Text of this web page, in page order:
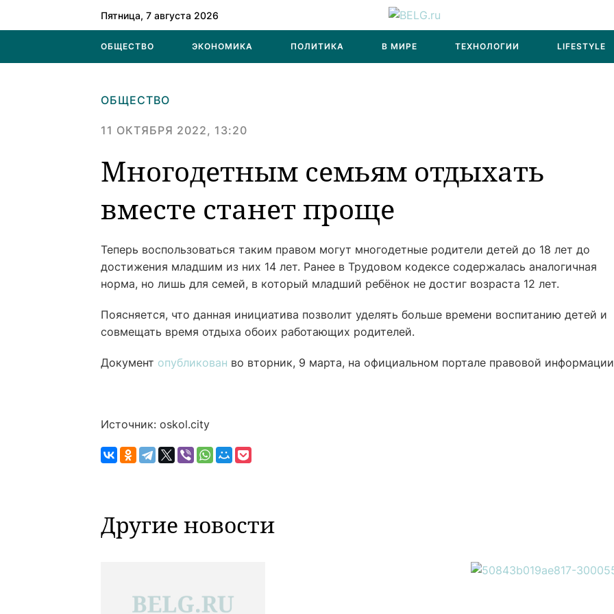
Пятница, 7 августа 2026
ОБЩЕСТВО ЭКОНОМИКА ПОЛИТИКА В МИРЕ ТЕХНОЛОГИИ LIFESTYLE
ОБЩЕСТВО
11 ОКТЯБРЯ 2022, 13:20
Многодетным семьям отдыхать
вместе станет проще
Теперь воспользоваться таким правом могут многодетные родители детей до 18 лет до
достижения младшим из них 14 лет. Ранее в Трудовом кодексе содержалась аналогичная
норма, но лишь для семей, в который младший ребёнок не достиг возраста 12 лет.
Поясняется, что данная инициатива позволит уделять больше времени воспитанию детей и
совмещать время отдыха обоих работающих родителей.
Документ опубликован во вторник, 9 марта, на официальном портале правовой
Источник: oskol.city
Другие новости